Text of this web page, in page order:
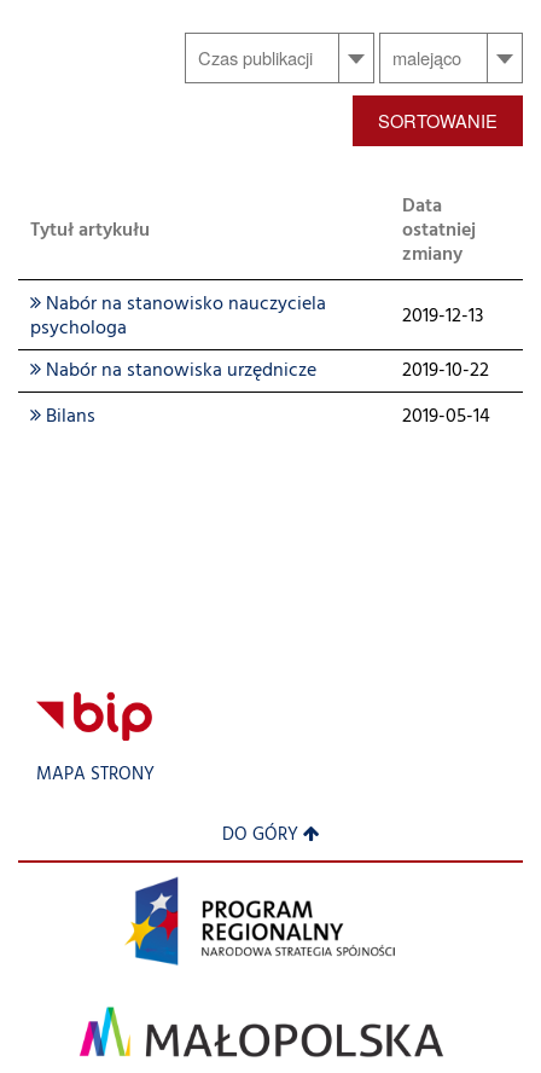
SORTOWANIE
Tytuł artykułu
Data
ostatniej
zmiany
Nabór na stanowisko nauczyciela
psychologa
2019-12-13
Nabór na stanowiska urzędnicze
2019-10-22
Bilans
2019-05-14
MAPA STRONY
DO GÓRY